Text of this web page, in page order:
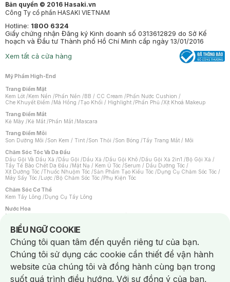
Bản quyền © 2016 Hasaki.vn
Công Ty cổ phần HASAKI VIETNAM
Hotline: 1800 6324
Giấy chứng nhận Đăng ký Kinh doanh số 0313612829 do Sở Kế
hoạch và Đầu tư Thành phố Hồ Chí Minh cấp ngày 13/01/2016
Xem tất cả cửa hàng
Mỹ Phẩm High-End
Trang Điểm Mặt
Kem Lót /Kem Nền /Phấn Nền /BB / CC Cream /Phấn Nước Cushion /
Che Khuyết Điểm /Má Hồng /Tạo Khối / Highlight /Phấn Phủ /Xịt Khoá Makeup
Trang Điểm Mắt
Kẻ Mày /Kẻ Mắt /Phấn Mắt /Mascara
Trang Điểm Môi
Son Dưỡng Môi /Son Kem / Tint /Son Thỏi /Son Bóng /Tẩy Trang Mắt / Môi
Chăm Sóc Tóc Và Da Đầu
Dầu Gội Và Dầu Xả /Dầu Gội /Dầu Xả /Dầu Gội Khô /Dầu Gội Xả 2in1 /Bộ Gội Xả /
Tẩy Tế Bào Chết Da Đầu /Mặt Nạ / Kem Ủ Tóc /Serum / Dầu Dưỡng Tóc /
Xịt Dưỡng Tóc /Thuốc Nhuộm Tóc /Sản Phẩm Tạo Kiểu Tóc /Dụng Cụ Chăm Sóc Tóc /
Máy Sấy Tóc /Lược /Bộ Chăm Sóc Tóc /Phụ Kiện Tóc
Chăm Sóc Cơ Thể
Kem Tẩy Lông /Dụng Cụ Tẩy Lông
Nước Hoa
Nước Hoa Nữ
Chăm Sóc Cá Nhân
Chống Muỗi /Khẩu Trang /Máy Massage/Mặt Nạ Xông Hơi /Nước Rửa Tay/
Sản Phẩm Chăm Sóc Khác /Bàn Chải Đánh Răng /Bàn Chải Điện/
Hỗ Trợ Trắng Răng/Kem Đánh Răng /Máy Tăm Nước/ Nước Súc Miệng/
Tăm / Chỉ Nha Khoa/ Xịt Thơm Miệng / Dung Dịch Vệ Sinh/Dưỡng Vùng Kín/
Khăn Ướt Vệ Sinh Vùng Kín/Băng Vệ Sinh/Tampon/Bọt Cạo Râu /Dao Cạo Râu/
Máy Cạo Râu
BIỂU NGỮ COOKIE
Notice about cookies usage
Chúng tôi quan tâm đến quyền riêng tư của bạn.
Chúng tôi sử dụng các cookie cần thiết để vận hành
website của chúng tôi và đồng hành cùng bạn trong
suốt quá trình điều hướng. Với sự đồng ý của bạn,